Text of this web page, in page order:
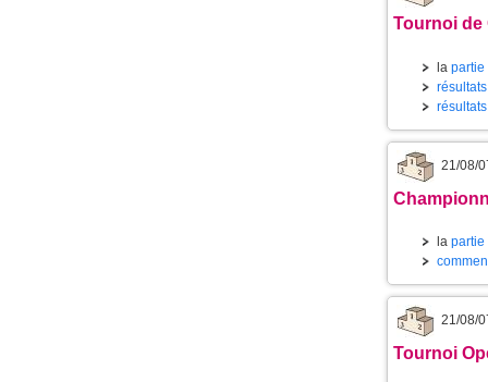
Tournoi de
la partie
résultats
21/08/
la partie
21/08/
Tournoi